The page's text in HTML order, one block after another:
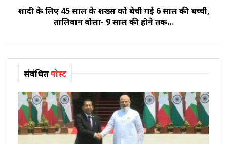
शादी के लिए 45 साल के शख्स को बेची गई 6 साल की बच्ची,
तालिबान बोला- 9 साल की होने तक…
संबंधितपोस्ट